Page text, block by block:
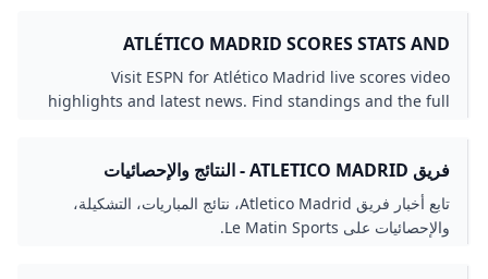
ATLÉTICO MADRID SCORES STATS AND
HIGHLIGHTS - ESPN
Visit ESPN for Atlético Madrid live scores video
highlights and latest news. Find standings and the full
فريق ATLETICO MADRID - النتائج والإحصائيات
تابع أخبار فريق Atletico Madrid، نتائج المباريات، التشكيلة،
والإحصائيات على Le Matin Sports.